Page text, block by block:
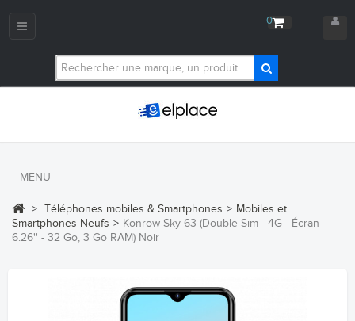
0
Navigation
MENU
> Téléphones mobiles & Smartphones > Mobiles et
Smartphones Neufs > Konrow Sky 63 (Double Sim - 4G - Écran
6.26'' - 32 Go, 3 Go RAM) Noir